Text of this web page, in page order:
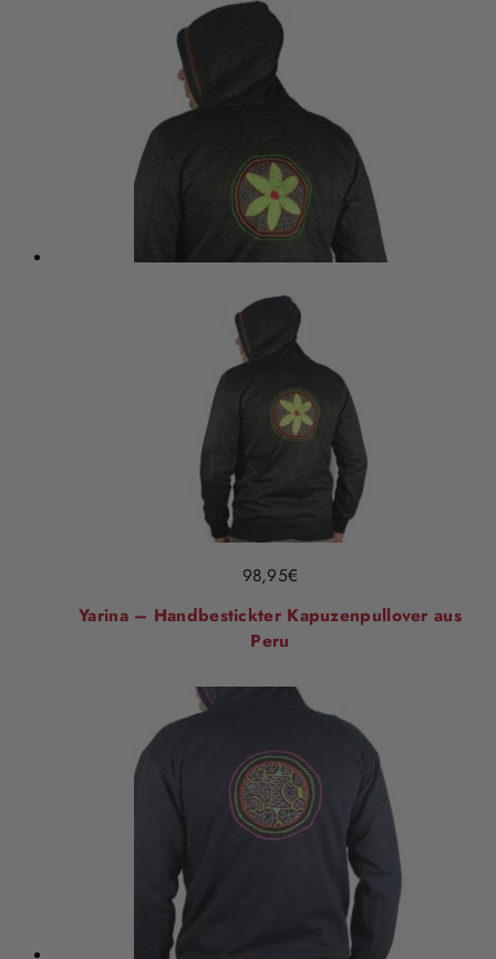
98,95€
Yarina – Handbestickter Kapuzenpullover aus
Peru